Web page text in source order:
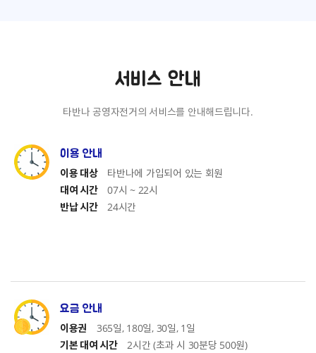
서비스 안내
타반나 공영자전거의 서비스를 안내해드립니다.
이용 안내
이용 대상 타반나에 가입되어 있는 회원
대여 시간 07시 ~ 22시
반납 시간 24시간
요금 안내
이용권 365일, 180일, 30일, 1일
기본 대여 시간 2시간 (초과 시 30분당 500원)